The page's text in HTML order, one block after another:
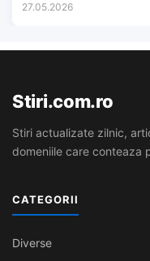
27.05.2026
Stiri.com.ro
Stiri actualizate zilnic,
domeniile care conteaza
CATEGORII
Diverse